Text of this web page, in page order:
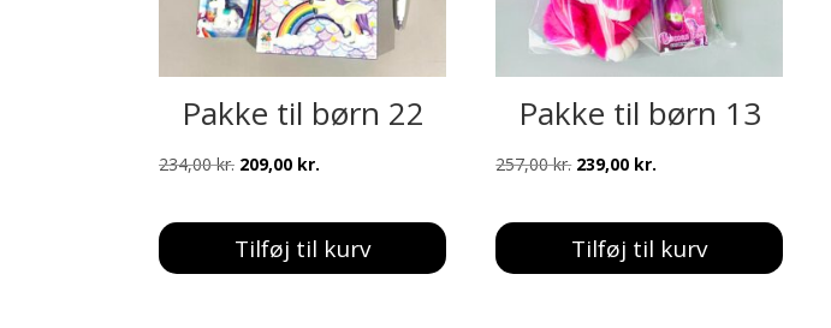
Pakke til børn 22
234,00kr. Den
pris
var:
209,00 kr.
pris
er:
Tilføj til kurv
Pakke til børn 13
257,00kr. Den
pris
var:
239,00 kr.
pris
er:
Tilføj til kurv